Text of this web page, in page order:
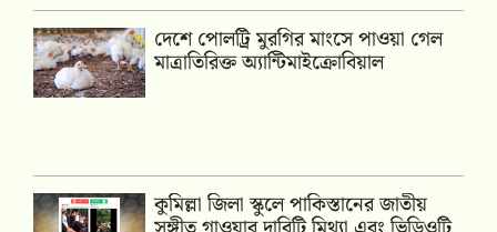
দেশে পোলট্রি মুরগির মাংসে পাওয়া গেল
মাত্রাতিরিক্ত অ্যান্টিমাইক্রোবিয়াল
কুমিল্লা জিলা স্কুলে পাকিস্তানের জাতীয়